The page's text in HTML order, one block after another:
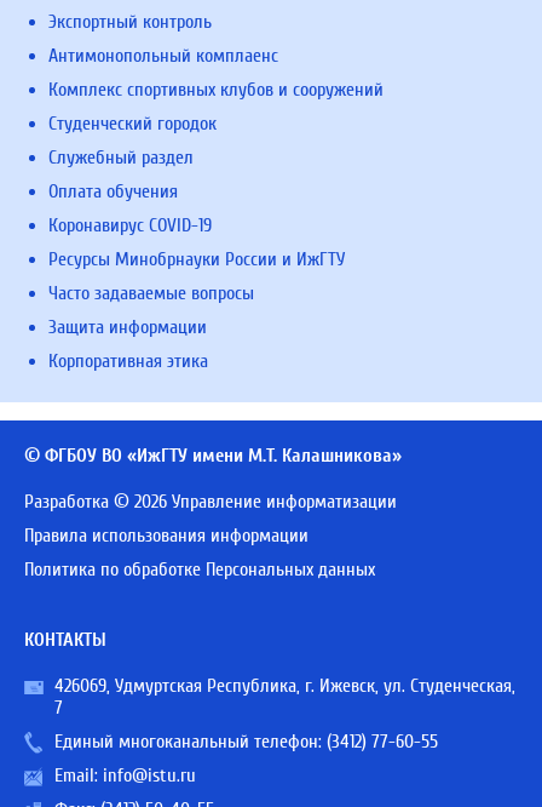
Экспортный контроль
Антимонопольный комплаенс
Комплекс спортивных клубов и сооружений
Студенческий городок
Служебный раздел
Оплата обучения
Коронавирус COVID-19
Ресурсы Минобрнауки России и ИжГТУ
Часто задаваемые вопросы
Защита информации
Корпоративная этика
© ФГБОУ ВО «ИжГТУ имени М.Т. Калашникова»
Разработка © 2026 Управление информатизации
Правила использования информации
Политика по обработке Персональных данных
КОНТАКТЫ
426069, Удмуртская Республика, г. Ижевск, ул. Студенческая,
7
Единый многоканальный телефон: (3412) 77-60-55
Email: info@istu.ru